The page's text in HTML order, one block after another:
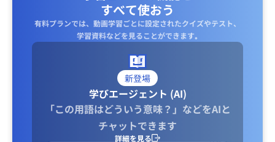
すべて使おう
有料プランでは、動画学習ごとに設定されたクイズやテスト、
学習資料などを見ることができます｡
新登場
学びエージェント (AI)
「この用語はどういう意味？」などをAIと
チャットできます
詳細を見る